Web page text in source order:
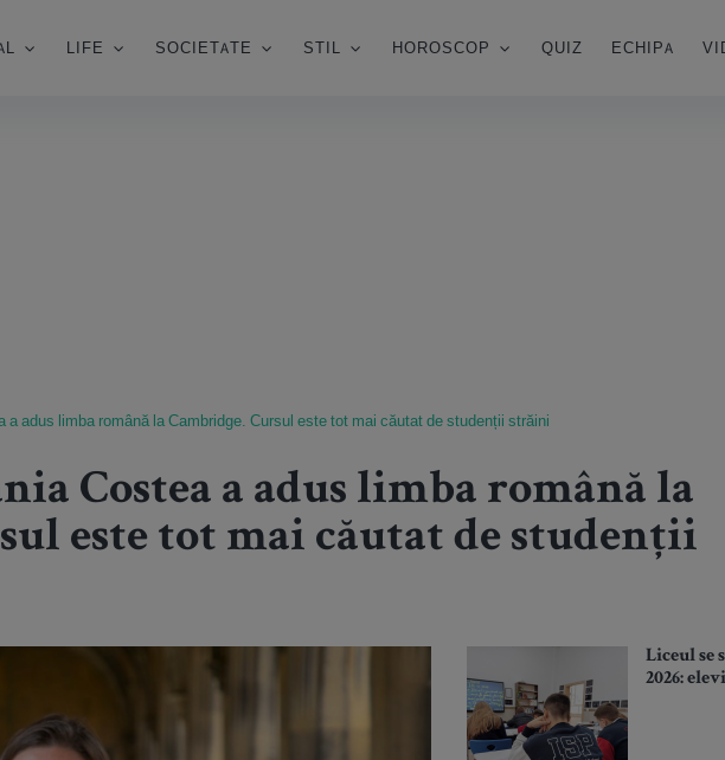
LIFE SOCIETATE STIL HOROSCOP QUIZ ECHIPA
a adus limba română la Cambridge. Cursul este tot mai căutat de studenții străini
Costea a adus limba română la
este tot mai căutat de studenții
Liceul se
2026: